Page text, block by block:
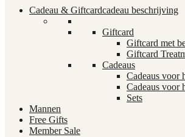
Cadeau & Giftcardcadeau beschrijving
Giftcard
Giftcard met
Giftcard
Cadeaus
Cadeaus voor
Cadeaus voor
Sets
Mannen
Free Gifts
Member Sale